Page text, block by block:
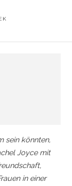
sein könnten,
Joyce mit
in einer